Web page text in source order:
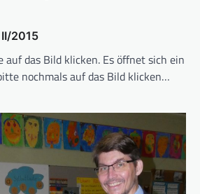
2015
das Bild klicken. Es öffnet sich ein
nochmals auf das Bild klicken…